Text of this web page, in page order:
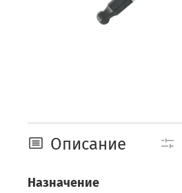
Описание
Назначение